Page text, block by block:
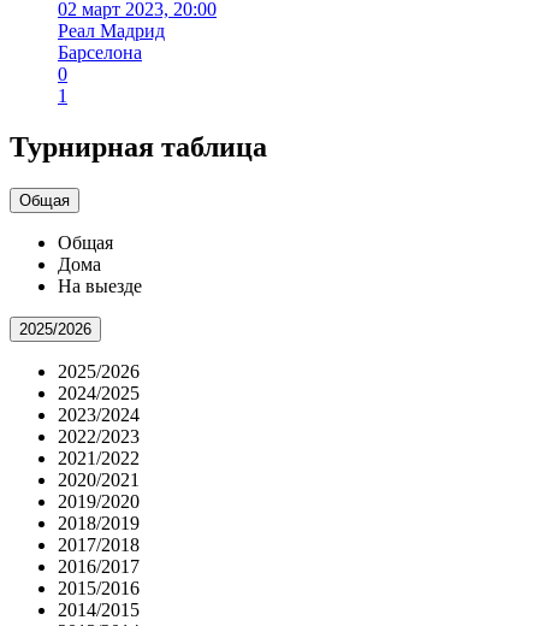
02 март 2023, 20:00
Реал Мадрид
Барселона
0
1
Турнирная таблица
Общая
Общая
Дома
На выезде
2025/2026
2025/2026
2024/2025
2023/2024
2022/2023
2021/2022
2020/2021
2019/2020
2018/2019
2017/2018
2016/2017
2015/2016
2014/2015